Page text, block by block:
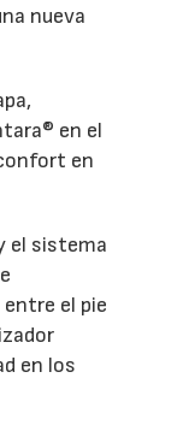
nueva
en el
en
el sistema
el pie
en los